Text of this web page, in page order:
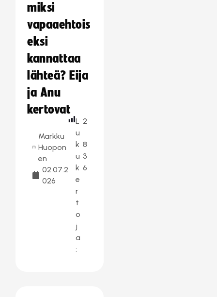
miksi
vapaaehtois
eksi
kannattaa
lähteä? Eija
ja Anu
kertovat
Markku
Huopon
en
02.07.2
026
L
u
k
u
k
e
r
t
o
j
a
:
2
8
3
6